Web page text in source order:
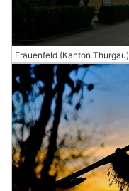
Frauenfeld (Kanton Thurgau)